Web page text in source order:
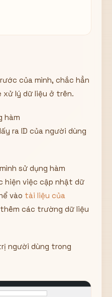
của mình, chắc hẳn
xử lý dữ liệu ở trên.
hàm
ra ID của người dùng
sử dụng hàm
hiện việc cập nhật dữ
vào tài liệu của
các trường dữ liệu
người dùng trong